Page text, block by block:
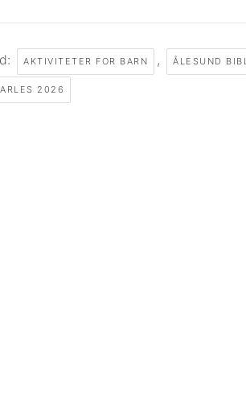
AKTIVITETER FOR BARN , ÅLESUND
2026